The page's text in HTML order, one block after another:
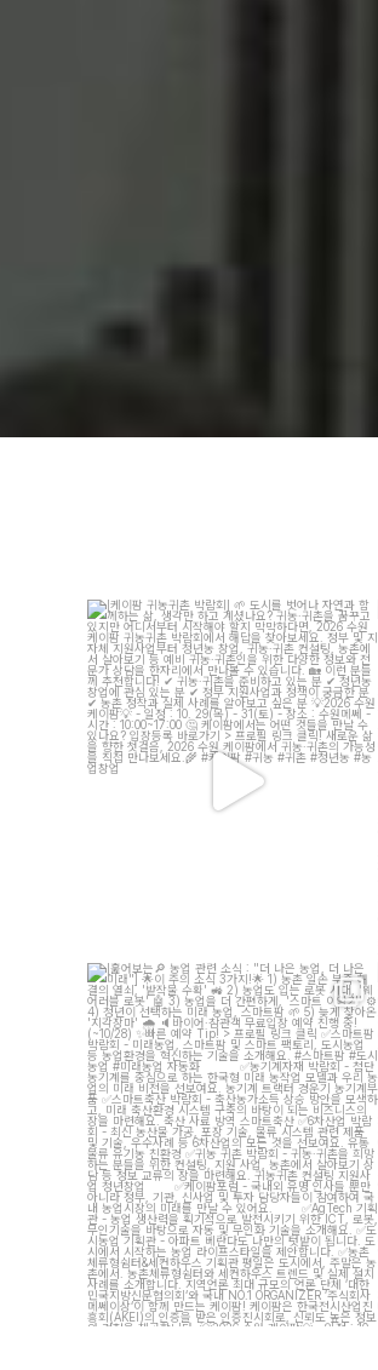
[케이팜 귀농귀촌 박람회]
도시를 벗어나 자연과 함
께하는 삶, 생각만 하고 계셨나요?...
4 4
[훑어보는
농업 관련 소식 : "더 나은 농업, 더 나은
미래"]
이...
15 5